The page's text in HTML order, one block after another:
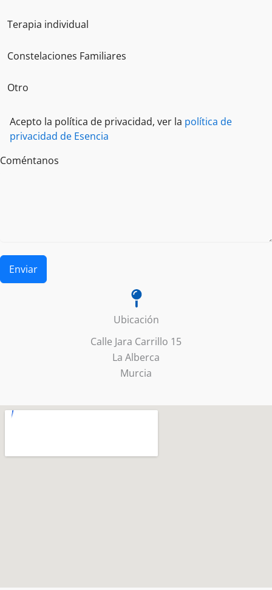
Terapia individual
Constelaciones Familiares
Otro
Acepto la política de privacidad, ver la política de
privacidad de Esencia
Coméntanos
Enviar
Ubicación
Calle Jara Carrillo 15
La Alberca
Murcia